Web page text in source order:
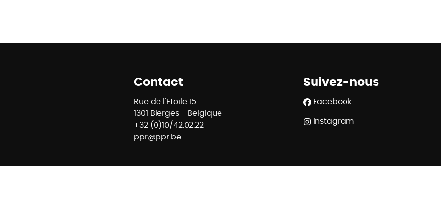
Contact
Rue de l'Etoile 15
1301 Bierges - Belgique
+32 (0)10/42.02.22
ppr@ppr.be
Suivez-nous
Facebook
Instagram